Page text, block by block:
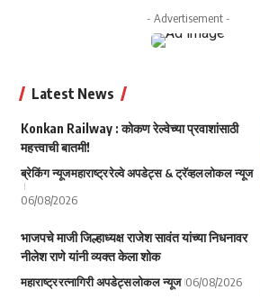
- Advertisement -
Latest News
Konkan Railway : कोकण रेल्वेच्या प्रवाशांसाठी
महत्त्वाची बातमी!
ब्रेकिंग न्यूजमहाराष्ट्ररेल्वे अपडेट्स & ट्रॅव्हललोकल न्यूज
06/08/2026
भाजपचे माजी जिल्हाध्यक्ष राजेश सावंत यांच्या निधनावर
नीलेश राणे यांनी व्यक्त केला शोक
महाराष्ट्ररत्नागिरी अपडेट्सलोकल न्यूज 06/08/2026